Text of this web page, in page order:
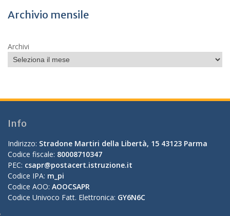
Archivio mensile
Archivi
Info
Indirizzo: Stradone Martiri della Libertà, 15 43123 Parma
Codice fiscale: 80008710347
PEC: csapr@postacert.istruzione.it
Codice IPA: m_pi
Codice AOO: AOOCSAPR
Codice Univoco Fatt. Elettronica: GY6N6C